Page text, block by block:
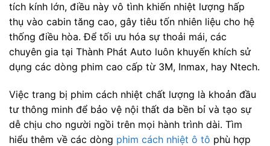
tích kính lớn, điều này vô tình khiến nhiệt lượng hấp
thụ vào cabin tăng cao, gây tiêu tốn nhiên liệu cho hệ
thống điều hòa. Để tối ưu hóa sự thoải mái, các
chuyên gia tại Thành Phát Auto luôn khuyến khích sử
dụng các dòng phim cao cấp từ 3M, Inmax, hay Ntech.
Việc trang bị phim cách nhiệt chất lượng là khoản đầu
tư thông minh để bảo vệ nội thất da bền bỉ và tạo sự
dễ chịu cho người ngồi trên mọi hành trình dài. Tìm
hiểu thêm về các dòng phim cách nhiệt ô tô phù hợp